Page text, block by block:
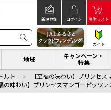
新規登録 ログイン 寄附リスト
ガイド
地域
キャンペーン・
特集
ルト
【至福の味わい】プリンセ
福の味わい】プリンセスマンゴーピッツ